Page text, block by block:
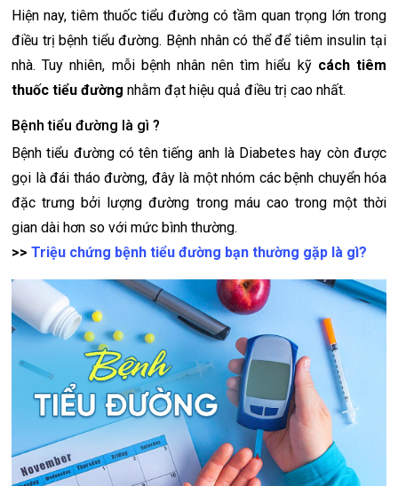
Hiện nay, tiêm thuốc tiểu đường có tầm quan trọng lớn trong
điều trị bệnh tiểu đường. Bệnh nhân có thể để tiêm insulin tại
nhà. Tuy nhiên, mỗi bệnh nhân nên tìm hiểu kỹ cách tiêm
thuốc tiểu đường nhằm đạt hiệu quả điều trị cao nhất.
Bệnh tiểu đường là gì ?
Bệnh tiểu đường có tên tiếng anh là Diabetes hay còn được
gọi là đái tháo đường, đây là một nhóm các bệnh chuyển hóa
đặc trưng bởi lượng đường trong máu cao trong một thời
gian dài hơn so với mức bình thường.
>> Triệu chứng bệnh tiểu đường bạn thường gặp là gì?